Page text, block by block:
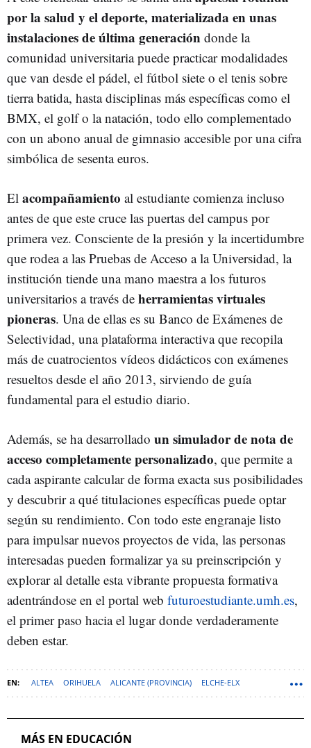
por la salud y el deporte, materializada en unas
instalaciones de última generación donde la
comunidad universitaria puede practicar modalidades
que van desde el pádel, el fútbol siete o el tenis sobre
tierra batida, hasta disciplinas más específicas como el
BMX, el golf o la natación, todo ello complementado
con un abono anual de gimnasio accesible por una cifra
simbólica de sesenta euros.
El acompañamiento al estudiante comienza incluso
antes de que este cruce las puertas del campus por
primera vez. Consciente de la presión y la incertidumbre
que rodea a las Pruebas de Acceso a la Universidad, la
institución tiende una mano maestra a los futuros
universitarios a través de herramientas virtuales
pioneras. Una de ellas es su Banco de Exámenes de
Selectividad, una plataforma interactiva que recopila
más de cuatrocientos vídeos didácticos con exámenes
resueltos desde el año 2013, sirviendo de guía
fundamental para el estudio diario.
Además, se ha desarrollado un simulador de nota de
acceso completamente personalizado, que permite a
cada aspirante calcular de forma exacta sus posibilidades
y descubrir a qué titulaciones específicas puede optar
según su rendimiento. Con todo este engranaje listo
para impulsar nuevos proyectos de vida, las personas
interesadas pueden formalizar ya su preinscripción y
explorar al detalle esta vibrante propuesta formativa
adentrándose en el portal web futuroestudiante.umh.es,
el primer paso hacia el lugar donde verdaderamente
deben estar.
ALTEA ORIHUELA ALICANTE (PROVINCIA) ELCHE-ELX
MÁS EN EDUCACIÓN